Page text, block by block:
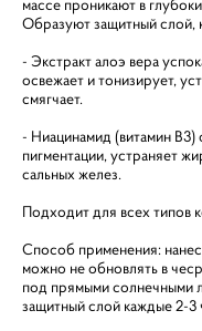
массе проникают в
Образуют защитный слой,
- Экстракт алоэ вера
освежает и тонизирует,
смягчает.
- Ниацинамид (витамин B3)
пигментации, устраняет
сальных желез.
Подходит для всех типов
Способ применения:
можно не обновлять в
под прямыми солнечными
защитный слой каждые 2-3